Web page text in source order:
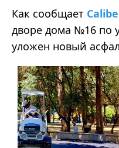
Как сообщает
дворе дома №16 по
уложен новый